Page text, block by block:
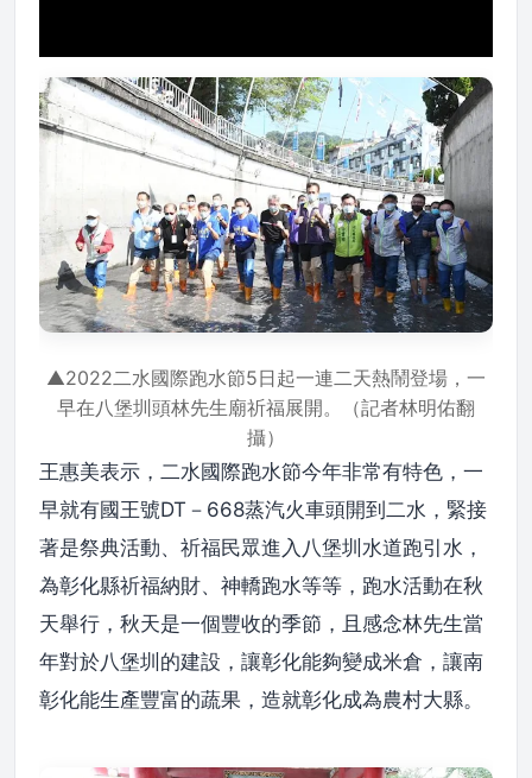
▲2022二水國際跑水節5日起一連二天熱鬧登場，一
早在八堡圳頭林先生廟祈福展開。（記者林明佑翻
攝）
王惠美表示，二水國際跑水節今年非常有特色，一
早就有國王號DT－668蒸汽火車頭開到二水，緊接
著是祭典活動、祈福民眾進入八堡圳水道跑引水，
為彰化縣祈福納財、神轎跑水等等，跑水活動在秋
天舉行，秋天是一個豐收的季節，且感念林先生當
年對於八堡圳的建設，讓彰化能夠變成米倉，讓南
彰化能生產豐富的蔬果，造就彰化成為農村大縣。